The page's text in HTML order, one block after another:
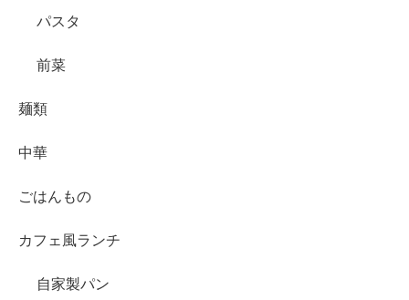
パスタ
前菜
麺類
中華
ごはんもの
カフェ風ランチ
自家製パン